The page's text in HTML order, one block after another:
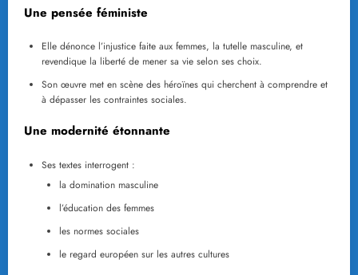
Une pensée féministe
Elle dénonce l’injustice faite aux femmes, la tutelle masculine, et
revendique la liberté de mener sa vie selon ses choix.
Son œuvre met en scène des héroïnes qui cherchent à comprendre et
à dépasser les contraintes sociales.
Une modernité étonnante
Ses textes interrogent :
la domination masculine
l’éducation des femmes
les normes sociales
le regard européen sur les autres cultures